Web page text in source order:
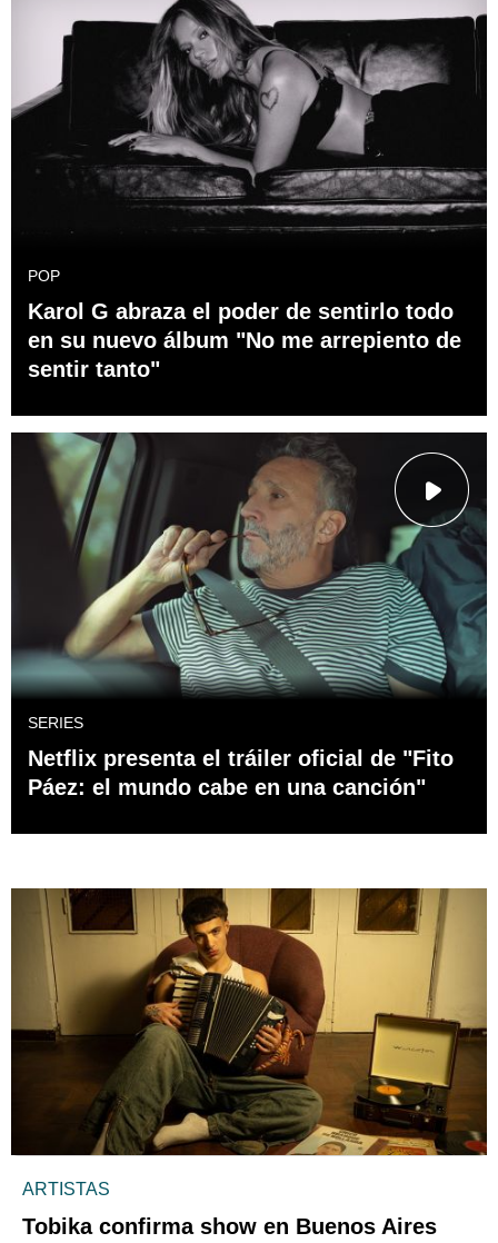
POP
Karol G abraza el poder de sentirlo todo
en su nuevo álbum "No me arrepiento de
sentir tanto"
SERIES
Netflix presenta el tráiler oficial de "Fito
Páez: el mundo cabe en una canción"
ARTISTAS
Tobika confirma show en Buenos Aires